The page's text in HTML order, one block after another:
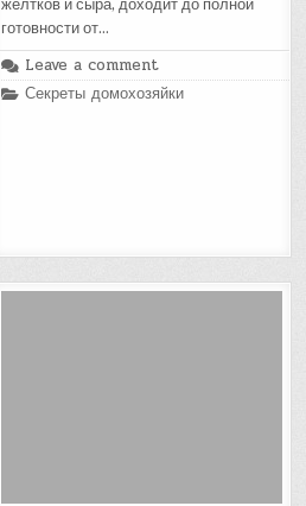
желтков и сыра, доходит до полной
готовности от…
Leave a comment
Posted
Секреты домохозяйки